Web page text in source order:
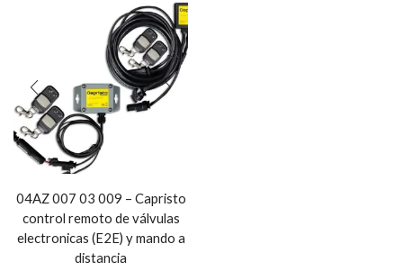
04AZ 007 03 009 – Capristo
control remoto de válvulas
electronicas (E2E) y mando a
distancia